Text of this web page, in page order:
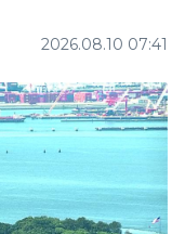
2026.08.10 07:41